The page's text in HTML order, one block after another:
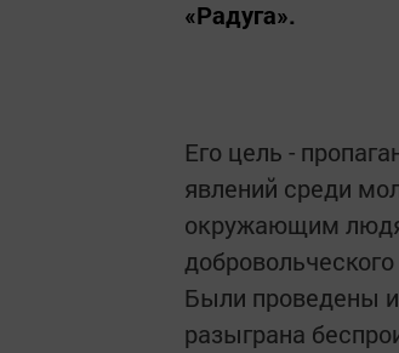
«Радуга».
Его цель -
явлений среди
окружающим
Были проведены
разыграна